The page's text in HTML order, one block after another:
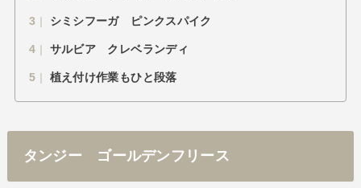
3 シミシフーガ ピンクスパイク
4 サルビア クレベランディ
5 植え付け作業もひと段落
タンジー ゴールデンフリース